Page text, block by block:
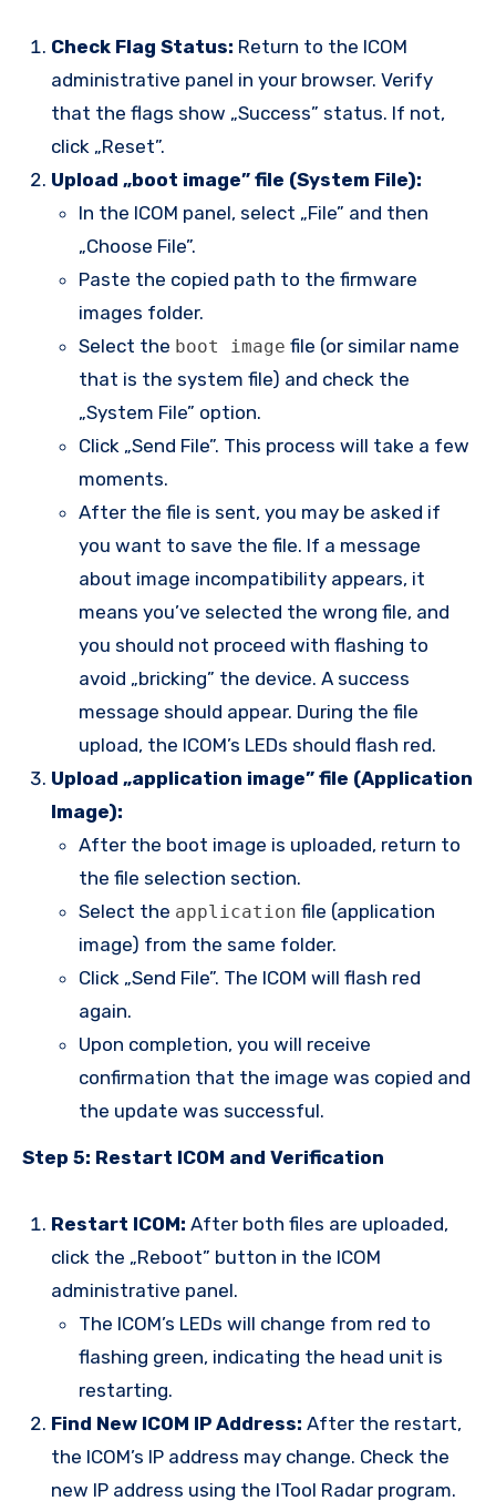
Check Flag Status: Return to the ICOM
administrative panel in your browser. Verify
that the flags show „Success” status. If not,
click „Reset”.
Upload „boot image” file (System File):
In the ICOM panel, select „File” and then
„Choose File”.
Paste the copied path to the firmware
images folder.
Select the boot image file (or similar name
that is the system file) and check the
„System File” option.
Click „Send File”. This process will take a few
moments.
After the file is sent, you may be asked if
you want to save the file. If a message
about image incompatibility appears, it
means you’ve selected the wrong file, and
you should not proceed with flashing to
avoid „bricking” the device. A success
message should appear. During the file
upload, the ICOM’s LEDs should flash red.
Upload „application image” file (Application
Image):
After the boot image is uploaded, return to
the file selection section.
Select the application file (application
image) from the same folder.
Click „Send File”. The ICOM will flash red
again.
Upon completion, you will receive
confirmation that the image was copied and
the update was successful.
Step 5: Restart ICOM and Verification
Restart ICOM: After both files are uploaded,
click the „Reboot” button in the ICOM
administrative panel.
The ICOM’s LEDs will change from red to
flashing green, indicating the head unit is
restarting.
Find New ICOM IP Address: After the restart,
the ICOM’s IP address may change. Check the
new IP address using the ITool Radar program.